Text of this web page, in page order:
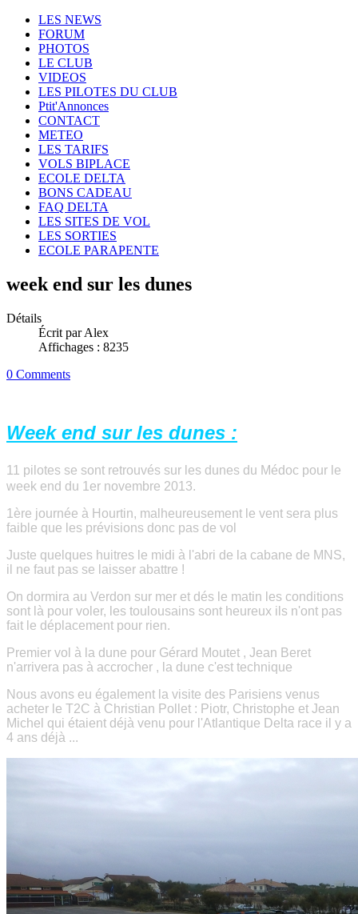
LES NEWS
FORUM
PHOTOS
LE CLUB
VIDEOS
LES PILOTES DU CLUB
Ptit'Annonces
CONTACT
METEO
LES TARIFS
VOLS BIPLACE
ECOLE DELTA
BONS CADEAU
FAQ DELTA
LES SITES DE VOL
LES SORTIES
ECOLE PARAPENTE
week end sur les dunes
Détails
Écrit par Alex
Affichages : 8235
0 Comments
Week end sur les dunes :
11 pilotes se sont retrouvés sur les dunes du Médoc pour le
week end du 1er novembre 2013.
1ère journée à Hourtin, malheureusement le vent sera plus
faible que les prévisions donc pas de vol
Juste quelques huitres le midi à l'abri de la cabane de MNS,
il ne faut pas se laisser abattre !
On dormira au Verdon sur mer et dés le matin les conditions
sont là pour voler, les toulousains sont heureux ils n'ont pas
fait le déplacement pour rien.
Premier vol à la dune pour Gérard Moutet , Jean Beret
n'arrivera pas à accrocher , la dune c'est technique
Nous avons eu également la visite des Parisiens venus
acheter le T2C à Christian Pollet : Piotr, Christophe et Jean
Michel qui étaient déjà venu pour l'Atlantique Delta race il y a
4 ans déjà ...